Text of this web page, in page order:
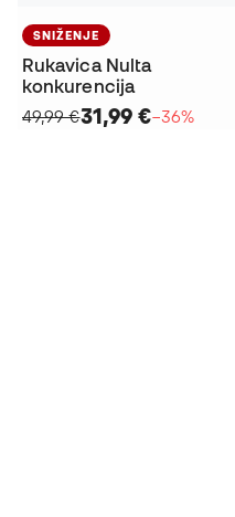
SNIŽENJE
Rukavica Nulta
konkurencija
49,99 €31,99 €−36%